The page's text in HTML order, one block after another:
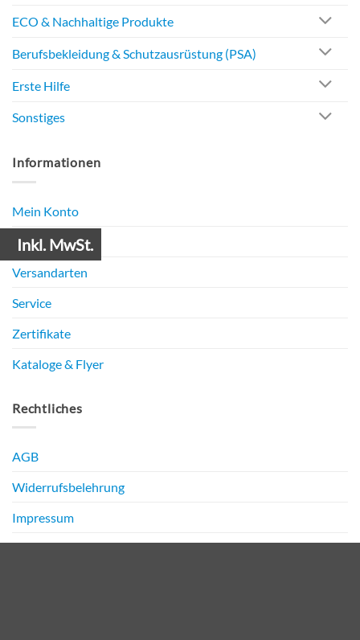
Inkl. MwSt.
ECO & Nachhaltige Produkte
Berufsbekleidung & Schutzausrüstung (PSA)
Erste Hilfe
Sonstiges
Informationen
Mein Konto
Zahlungsarten
Versandarten
Service
Zertifikate
Kataloge & Flyer
Rechtliches
AGB
Widerrufsbelehrung
Impressum